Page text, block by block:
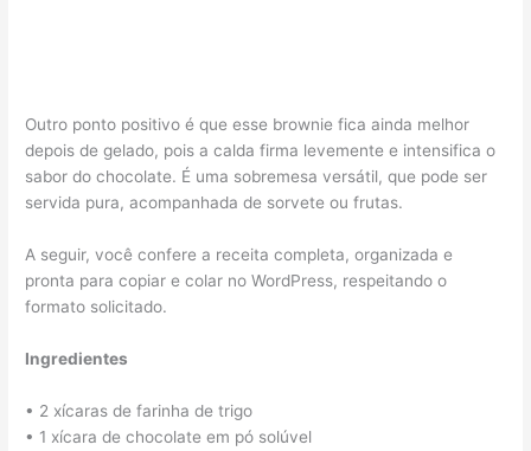
Outro ponto positivo é que esse brownie fica ainda melhor
depois de gelado, pois a calda firma levemente e intensifica o
sabor do chocolate. É uma sobremesa versátil, que pode ser
servida pura, acompanhada de sorvete ou frutas.
A seguir, você confere a receita completa, organizada e
pronta para copiar e colar no WordPress, respeitando o
formato solicitado.
Ingredientes
• 2 xícaras de farinha de trigo
• 1 xícara de chocolate em pó solúvel